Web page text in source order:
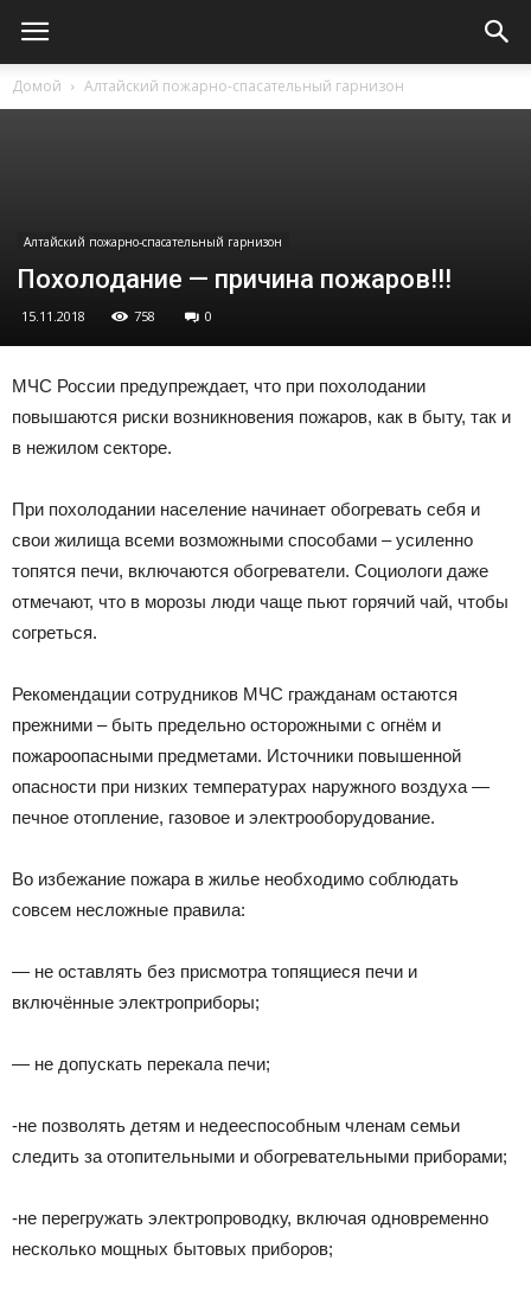
Домой Алтайский пожарно-спасательный гарнизон
Алтайский пожарно-спасательный гарнизон
Похолодание — причина пожаров!!!
15.11.2018 758 0
МЧС России предупреждает, что при похолодании
повышаются риски возникновения пожаров, как в быту, так и
в нежилом секторе.
При похолодании население начинает обогревать себя и
свои жилища всеми возможными способами – усиленно
топятся печи, включаются обогреватели. Социологи даже
отмечают, что в морозы люди чаще пьют горячий чай, чтобы
согреться.
Рекомендации сотрудников МЧС гражданам остаются
прежними – быть предельно осторожными с огнём и
пожароопасными предметами. Источники повышенной
опасности при низких температурах наружного воздуха —
печное отопление, газовое и электрооборудование.
Во избежание пожара в жилье необходимо соблюдать
совсем несложные правила:
— не оставлять без присмотра топящиеся печи и
включённые электроприборы;
— не допускать перекала печи;
-не позволять детям и недееспособным членам семьи
следить за отопительными и обогревательными приборами;
-не перегружать электропроводку, включая одновременно
несколько мощных бытовых приборов;